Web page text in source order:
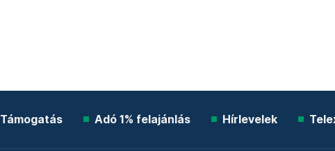
Támogatás Adó 1% felajánlás Hírlevelek